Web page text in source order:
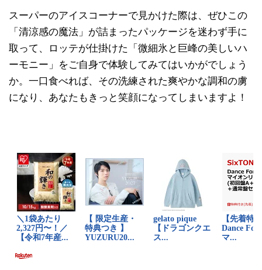
スーパーのアイスコーナーで見かけた際は、ぜひこの
「清涼感の魔法」が詰まったパッケージを迷わず手に
取って、ロッテが仕掛けた「微細氷と巨峰の美しいハ
ーモニー」をご自身で体験してみてはいかがでしょう
か。一口食べれば、その洗練された爽やかな調和の虜
になり、あなたもきっと笑顔になってしまいますよ！